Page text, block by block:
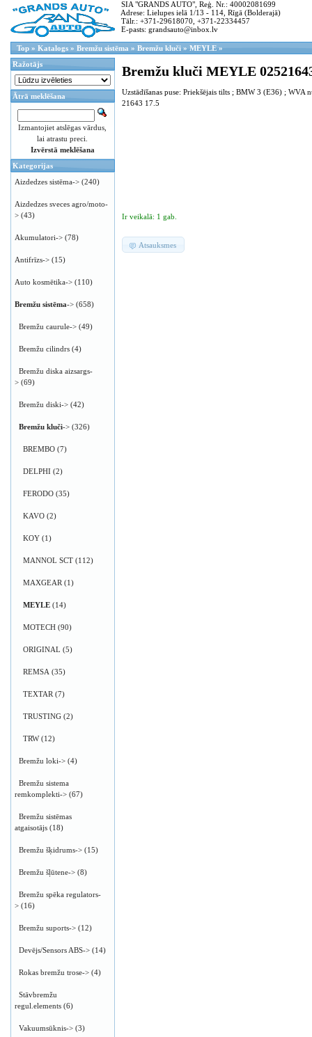
SIA "GRANDS AUTO", Reģ. Nr.: 40002081699
Adrese: Lielupes ielā 1/13 - 114, Rīgā (Bolderajā)
Tālr.: +371-29618070, +371-22334457
E-pasts: grandsauto@inbox.lv
Top » Katalogs » Bremžu sistēma » Bremžu kluči » MEYLE »
Bremžu kluči MEYLE
Uzstādīšanas puse: Priekšējais tilts ; BMW 3 (E36) ; WVA
21643 17.5
Ir veikalā: 1 gab.
Atsauksmes
Ražotājs
Ātrā meklēšana
Izmantojiet atslēgas vārdus,
lai atrastu preci.
Izvērstā meklēšana
Kategorijas
Aizdedzes sistēma-> (240)
Aizdedzes sveces agro/moto-
> (43)
Akumulatori-> (78)
Antifrīzs-> (15)
Auto kosmētika-> (110)
Bremžu sistēma-> (658)
Bremžu caurule-> (49)
Bremžu cilindrs (4)
Bremžu diska aizsargs-
> (69)
Bremžu diski-> (42)
Bremžu kluči-> (326)
BREMBO (7)
DELPHI (2)
FERODO (35)
KAVO (2)
KOY (1)
MANNOL SCT (112)
MAXGEAR (1)
MEYLE (14)
MOTECH (90)
ORIGINAL (5)
REMSA (35)
TEXTAR (7)
TRUSTING (2)
TRW(12)
Bremžu loki-> (4)
Bremžu sistema
remkomplekti-> (67)
Bremžu sistēmas
atgaisotājs (18)
Bremžu šķidrums-> (15)
Bremžu šļūtene-> (8)
Bremžu spēka regulators-
> (16)
Bremžu suports-> (12)
Devējs/Sensors ABS-> (14)
Rokas bremžu trose-> (4)
Stāvbremžu
regul.elements (6)
Vakuumsūknis-> (3)